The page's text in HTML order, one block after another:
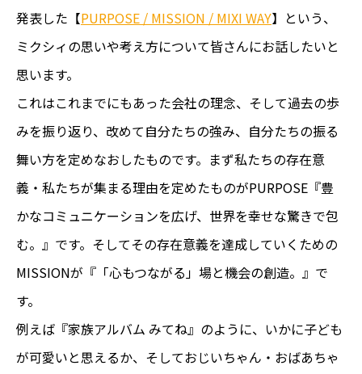
発表した【PURPOSE / MISSION / MIXI WAY】という、
ミクシィの思いや考え方について皆さんにお話したいと
思います。
これはこれまでにもあった会社の理念、そして過去の歩
みを振り返り、改めて自分たちの強み、自分たちの振る
舞い方を定めなおしたものです。まず私たちの存在意
義・私たちが集まる理由を定めたものがPURPOSE『豊
かなコミュニケーションを広げ、世界を幸せな驚きで包
む。』です。そしてその存在意義を達成していくための
MISSIONが『「心もつながる」場と機会の創造。』で
す。
例えば『家族アルバム みてね』のように、いかに子ども
が可愛いと思えるか、そしておじいちゃん・おばあちゃ